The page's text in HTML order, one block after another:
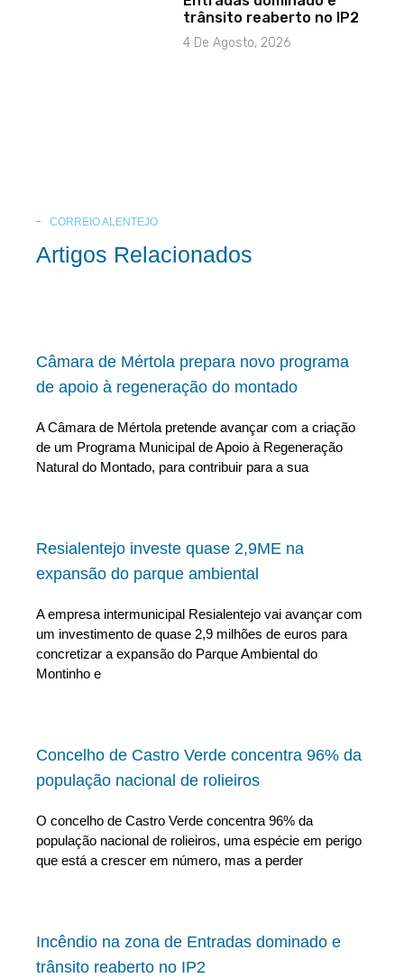
trânsito reaberto no IP2
4 De Agosto, 2026
CORREIO ALENTEJO
Artigos Relacionados
Câmara de Mértola prepara novo programa
de apoio à regeneração do montado
A Câmara de Mértola pretende avançar com a criação
de um Programa Municipal de Apoio à Regeneração
Natural do Montado, para contribuir para a sua
Resialentejo investe quase 2,9ME na
expansão do parque ambiental
A empresa intermunicipal Resialentejo vai avançar com
um investimento de quase 2,9 milhões de euros para
concretizar a expansão do Parque Ambiental do
Montinho e
Concelho de Castro Verde concentra 96% da
população nacional de rolieiros
O concelho de Castro Verde concentra 96% da
população nacional de rolieiros, uma espécie em perigo
que está a crescer em número, mas a perder
Incêndio na zona de Entradas dominado e
trânsito reaberto no IP2